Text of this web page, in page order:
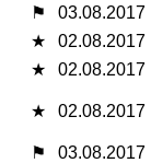
⚑
03.08.2017
★
02.08.2017
★
02.08.2017
★ 02.08.2017
⚑
03.08.2017